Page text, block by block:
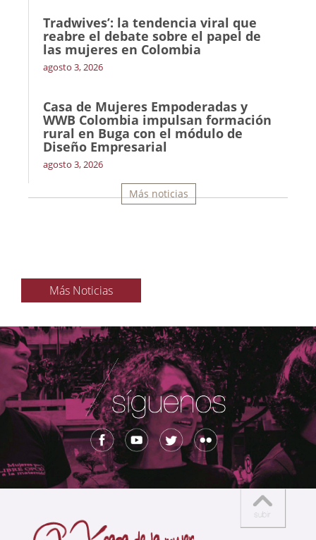
Tradwives’: la tendencia viral que
reabre el debate sobre el papel de
las mujeres en Colombia
agosto 3, 2026
Casa de Mujeres Empoderadas y
WWB Colombia impulsan formación
rural en Buga con el módulo de
Diseño Empresarial
agosto 3, 2026
Más noticias
Más Noticias